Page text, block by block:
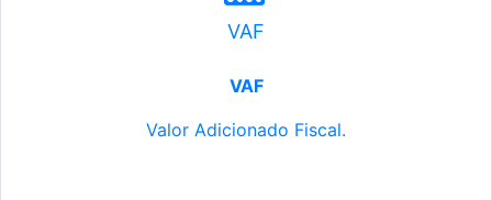
VAF
VAF
Valor Adicionado Fiscal.